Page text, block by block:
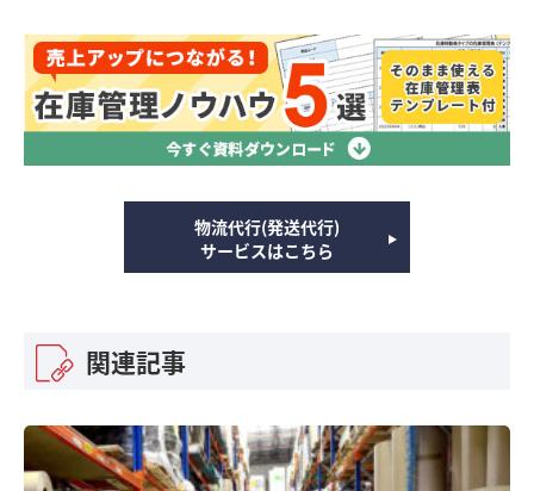
物流代行(発送代行)
サービスはこちら
関連記事